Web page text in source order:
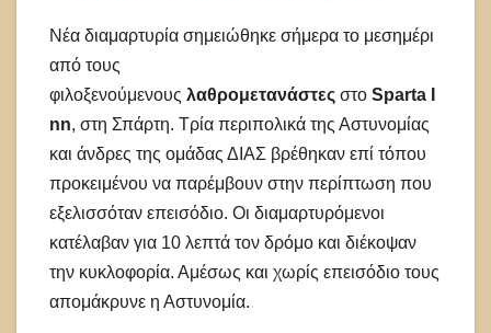
Nέα διαμαρτυρία σημειώθηκε σήμερα το μεσημέρι
από τους
φιλοξενούμενους λαθρομετανάστες στο Sparta I
nn, στη Σπάρτη. Τρία περιπολικά της Αστυνομίας
και άνδρες της ομάδας ΔΙΑΣ βρέθηκαν επί τόπου
προκειμένου να παρέμβουν στην περίπτωση που
εξελισσόταν επεισόδιο. Οι διαμαρτυρόμενοι
κατέλαβαν για 10 λεπτά τον δρόμο και διέκοψαν
την κυκλοφορία. Αμέσως και χωρίς επεισόδιο τους
απομάκρυνε η Αστυνομία.